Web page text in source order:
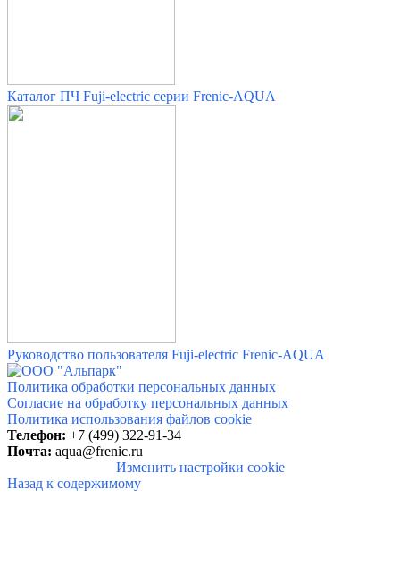
Каталог ПЧ Fuji-electric серии Frenic-AQUA
Руководство пользователя Fuji-electric Frenic-AQUA
Политика обработки персональных данных
Согласие на обработку персональных данных
Политика использования файлов cookie
Телефон: +7 (499) 322-91-34
Почта: aqua@frenic.ru
Изменить настройки cookie
Назад к содержимому